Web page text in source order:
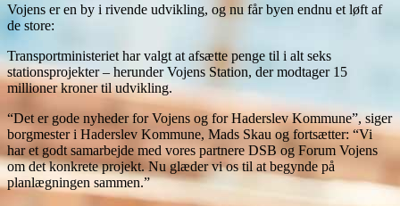
Vojens er en by i rivende udvikling, og nu får byen endnu et løft af
de store:
Transportministeriet har valgt at afsætte penge til i alt seks
stationsprojekter – herunder Vojens Station, der modtager 15
millioner kroner til udvikling.
“Det er gode nyheder for Vojens og for Haderslev Kommune”, siger
borgmester i Haderslev Kommune, Mads Skau og fortsætter: “Vi
har et godt samarbejde med vores partnere DSB og Forum Vojens
om det konkrete projekt. Nu glæder vi os til at begynde på
planlægningen sammen.”